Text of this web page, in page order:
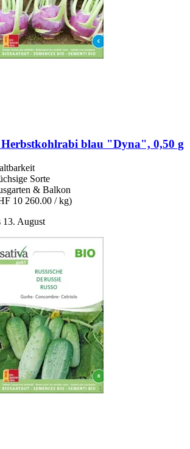
blau "Dyna", 0,50 g
Sorte
& Balkon
10 260.00 / kg)
13. August